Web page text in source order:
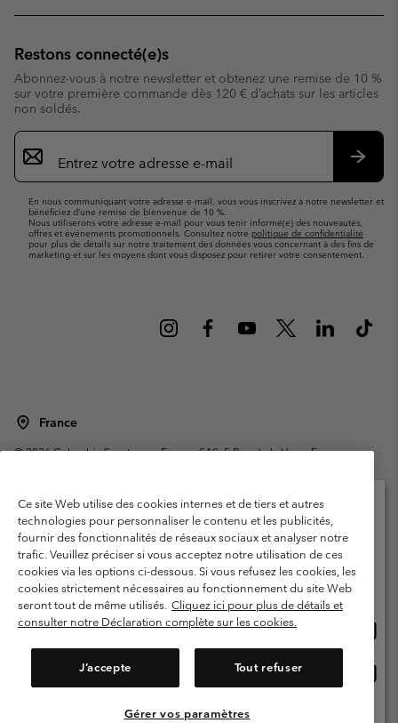
Restons connecté(e)s
Abonnez-vous à notre newsletter et obtenez une remise de 10 %
sur votre première commande dès 120 € d’achats sur les articles
non soldés.
Inscription
par
e-
En nous communiquant votre adresse e-mail, vous vous inscrivez à notre newsletter et
bénéficiez d’une remise de bienvenue de 10 %.
Nous utiliserons votre adresse e-mail pour vous tenir informé(e) des nouveautés,
offres et événements promotionnels. Consultez notre politique de confidentialité
pour plus de détails sur notre traitement des données vous concernant à des fins de
marketing et sur les moyens dont vous disposez pour retirer votre consentement.
France
©2026Columbia Sportswear Europe SAS. 5 Rue de la Haye, Espace
Garanties Légales
Politique de confidentialité
Conditions d'utilisation - Membres
Conditions D'utilisation - Contenu généré par l'utilisateur
Impressum
Cookies
Public CBCR
Ce site Web utilise des cookies internes et de tiers et autres
technologies pour personnaliser le contenu et les publicités,
fournir des fonctionnalités de réseaux sociaux et analyser notre
trafic. Veuillez préciser si vous acceptez notre utilisation de ces
cookies via les options ci-dessous. Si vous refusez les cookies, les
cookies strictement nécessaires au fonctionnement du site Web
seront tout de même utilisés. Cliquez ici pour plus de détails et
consulter notre Déclaration complète sur les cookies.
J’accepte Tout refuser
Gérer vos paramètres
Veuillez sélectionner votre pays d’expédition et
votre langue
Achats en ligne disponibles
United States
ligne
France